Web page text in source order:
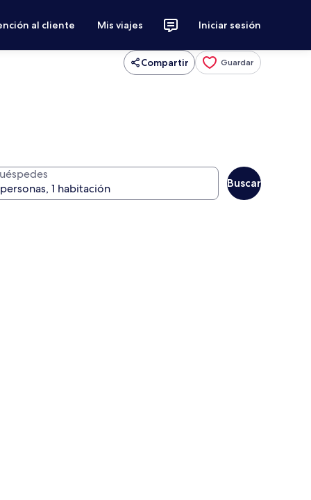
al cliente Mis viajes Iniciar sesión
Compartir Guardar
Buscar